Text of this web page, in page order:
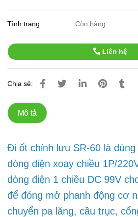
Tình trạng: Còn hàng
Liên hệ
Chia sẻ:
Mô tả
Đi ốt chỉnh lưu SR-60 là
dòng điện xoay chiều 1P/
dòng điện 1 chiều DC 99V
để đóng mở phanh động cơ
chuyển pa lăng, cầu trục,